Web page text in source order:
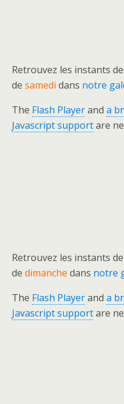
Retrouvez les instants
de samedi dans notre
The Flash Playerand a
Javascript supportare
Retrouvez les instants
de dimanche dans notre
The Flash Playerand a
Javascript supportare